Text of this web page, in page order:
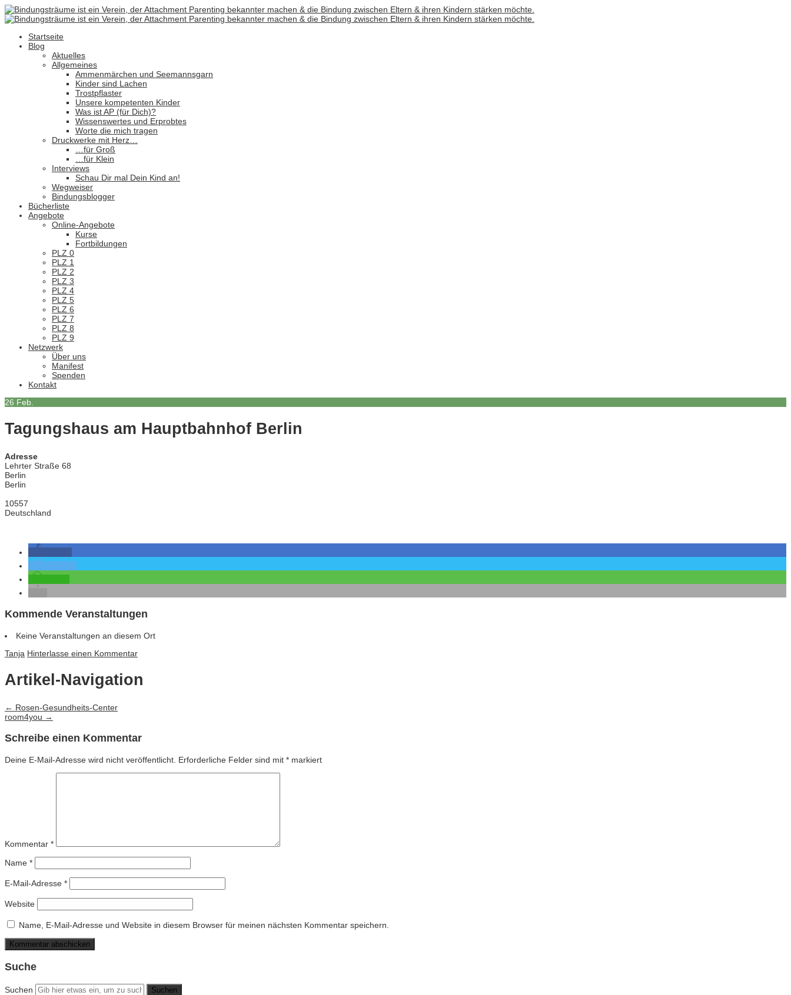
Startseite
Blog
Aktuelles
Allgemeines
Ammenmärchen und Seemannsgarn
Kinder sind Lachen
Trostpflaster
Unsere kompetenten Kinder
Was ist AP (für Dich)?
Wissenswertes und Erprobtes
Worte die mich tragen
Druckwerke mit Herz…
…für Groß
…für Klein
Interviews
Schau Dir mal Dein Kind an!
Wegweiser
Bindungsblogger
Bücherliste
Angebote
Online-Angebote
Kurse
Fortbildungen
PLZ 0
PLZ 1
PLZ 2
PLZ 3
PLZ 4
PLZ 5
PLZ 6
PLZ 7
PLZ 8
PLZ 9
Netzwerk
Über uns
Manifest
Spenden
Kontakt
26 Feb.
Tagungshaus am Hauptbahnhof Berlin
Adresse
Lehrter Straße 68
Berlin
Berlin
10557
Deutschland
Kommende Veranstaltungen
Keine Veranstaltungen an diesem Ort
Tanja Hinterlasse einen Kommentar
Artikel-Navigation
← Rosen-Gesundheits-Center
room4you →
Schreibe einen Kommentar
Deine E-Mail-Adresse wird nicht veröffentlicht. Erforderliche Felder sind mit * markiert
Kommentar *
Name *
E-Mail-Adresse *
Website
Name, E-Mail-Adresse und Website in diesem Browser für meinen nächsten Kommentar speichern.
Suche
Suchen